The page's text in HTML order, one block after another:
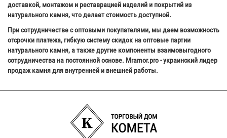
доставкой, монтажом и реставрацией изделий и покрытий из
натурального камня, что делает стоимость доступной.
При сотрудничестве с оптовыми покупателями, мы даем возможность
отсрочки платежа, гибкую систему скидок на оптовые партии
натурального камня, а также другие компоненты взаимовыгодного
сотрудничества на постоянной основе. Mramor.pro - украинский лидер
продаж камня для внутренней и внешней работы.